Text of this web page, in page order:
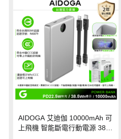
AIDOGA 艾迪伽 10000mAh 可
上飛機 智能斷電行動電源 38.5